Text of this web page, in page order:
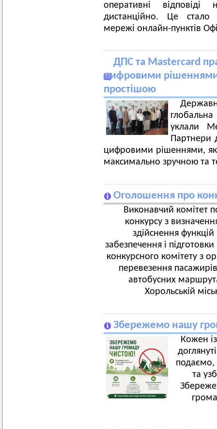
оперативні
дистанційно. Це
мережі онлайн-пунктів
ДПС та Mastercard
цифровими
простішою
уклали
Партнери
цифровими рішеннями,
максимально зручною та
Оголошення про
Виконавчий комітет
конкурсу з
здійснення функцій
забезпечення і
конкурсного комітету з
перевезення
автобусних
Хорольській
Збережемо нашу
Кожен
подаємо,
та